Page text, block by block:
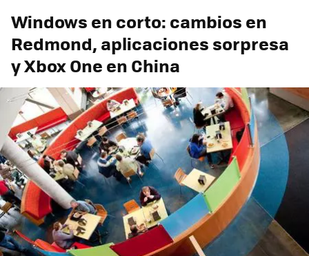
Windows en corto: cambios en
Redmond, aplicaciones sorpresa
y Xbox One en China